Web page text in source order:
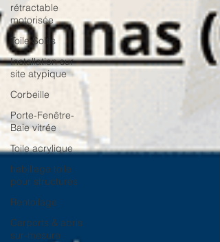
rétractable
motorisée
Toile Soltis
Installation sur
site atypique
Corbeille
Porte-Fenêtre-
Baie vitrée
Toile acrylique
habillage toile
pour structures
Rentoilage
Carports & abris
sur-mesure